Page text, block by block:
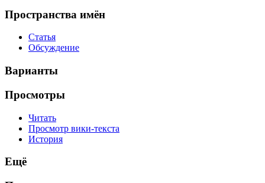
Пространства имён
Статья
Обсуждение
Варианты
Просмотры
Читать
Просмотр вики-текста
История
Ещё